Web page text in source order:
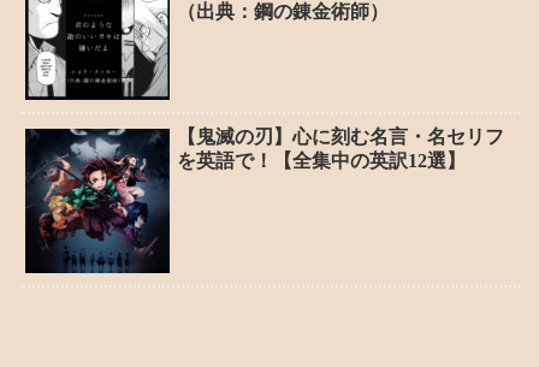
（出典：鋼の錬金術師）
【鬼滅の刃】心に刻む名言・名セリフ
を英語で！【全集中の英訳12選】